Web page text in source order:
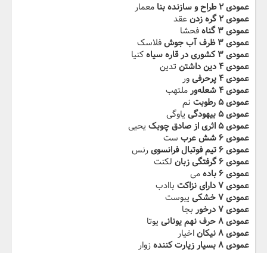
عمودی ۲ طراح و سازنده بنا
معمار
عمودی ۲ گره زدن
عقد
عمودی ۳ گناه
فحشا
عمودی ۳ ظرف آب جوش
فلاسک
عمودی ۳ کشوری در قاره سیاه
کنیا
عمودی ۴ دین داشتن
تدین
عمودی ۴ پرحرفی
ور
عمودی ۴ شعله‌ور
ملتهب
عمودی ۵ رطوبت
نم
عمودی ۵ بیهودگی
یاوگی
عمودی ۵ اثری از صادق چوبک
یحیی
عمودی ۶ شش عرب
ست
عمودی ۶ تیم فوتبال فرانسوی
رنس
عمودی ۶ گرفتگی زبان
لکنت
عمودی ۶ باده
می
عمودی ۷ دارای نزاکت
باادب
عمودی ۷ خشکی
یبوست
عمودی ۷ درخور
بجا
عمودی ۸ حرف نهم یونانی
یوتا
عمودی ۸ نیکان
اخیار
عمودی ۸ بسیار زیارت کننده
زوار